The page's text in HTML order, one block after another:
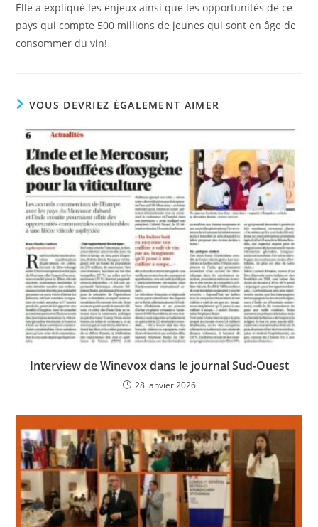
Elle a expliqué les enjeux ainsi que les opportunités de ce
pays qui compte 500 millions de jeunes qui sont en âge de
consommer du vin!
VOUS DEVRIEZ ÉGALEMENT AIMER
Interview de Winevox dans le journal Sud-Ouest
28 janvier 2026